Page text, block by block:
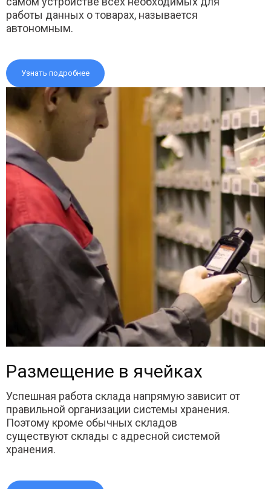
работы данных о товарах, называется
автономным.
Узнать подробнее
Размещение в ячейках
Успешная работа склада напрямую зависит от
правильной организации системы хранения.
Поэтому кроме обычных складов
существуют склады с адресной системой
хранения.